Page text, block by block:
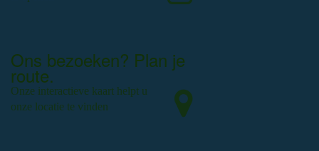
Ons bezoeken? Plan je
route.
Onze interactieve kaart helpt u
onze locatie te vinden